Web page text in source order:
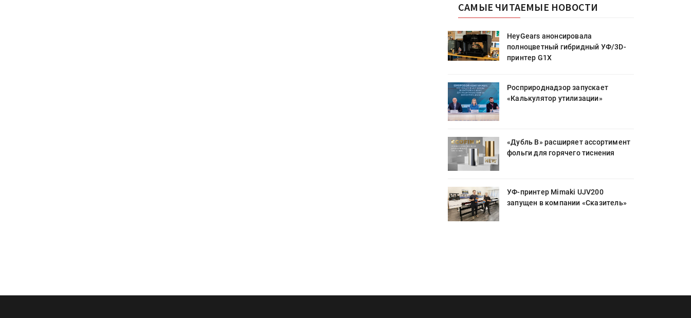
САМЫЕ ЧИТАЕМЫЕ НОВОСТИ
HeyGears анонсировала
полноцветный гибридный УФ/3D-
принтер G1X
Росприроднадзор запускает
«Калькулятор утилизации»
«Дубль В» расширяет ассортимент
фольги для горячего тиснения
УФ-принтер Mimaki UJV200
запущен в компании «Сказитель»